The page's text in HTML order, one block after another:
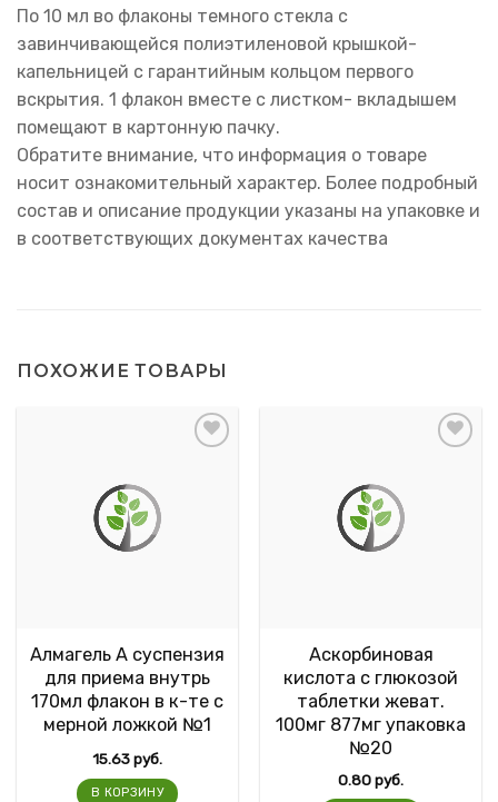
По 10 мл во флаконы темного стекла с
завинчивающейся полиэтиленовой крышкой-
капельницей с гарантийным кольцом первого
вскрытия. 1 флакон вместе с листком- вкладышем
помещают в картонную пачку.
Обратите внимание, что информация о товаре
носит ознакомительный характер. Более подробный
состав и описание продукции указаны на упаковке и
в соответствующих документах качества
ПОХОЖИЕ ТОВАРЫ
Алмагель А суспензия
для приема внутрь
170мл флакон в к-те с
мерной ложкой №1
15.63руб.
В КОРЗИНУ
Аскорбиновая
кислота с глюкозой
таблетки жеват.
100мг 877мг упаковка
№20
0.80руб.